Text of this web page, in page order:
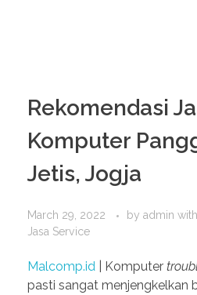
Rekomendasi
Komputer
Jetis, Jogja
March 29, 2022 by admin with
Jasa Service
Malcomp.id | Komputer
pasti sangat menjengkelkan